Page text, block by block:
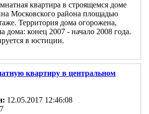
квартира в строящемся доме
Московского района площадью
Территория дома огорожена,
дома: конец 2007 - начало 2008 года.
в юстиции.
квартиру в центральном
12.05.2017 12:46:08